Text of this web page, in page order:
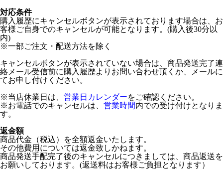
対応条件
購入履歴にキャンセルボタンが表示されております場合は、お
客様ご自身でのキャンセルが可能となります。(購入後30分以
内)
※一部ご注文・配送方法を除く
キャンセルボタンが表示されていない場合は、商品発送完了連
絡メール受信前に購入履歴よりお問い合わせ頂くか、メールに
てお申し付けください。
※当店休業日は、 営業日カレンダーをご確認ください。
※お電話でのキャンセルは、 営業時間内での受け付けとなりま
す。
返金額
商品代金（税込）を全額返金いたします。
その他費用については返金致しかねます。
商品発送手配完了後のキャンセルにつきましては、商品返送を
お願いしております。(返送料はお客様ご負担となります）